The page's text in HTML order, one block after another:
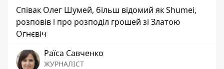
Співак Олег Шумей, більш відомий як Shumei,
розповів і про розподіл грошей зі Златою
Огнєвіч
Раїса Савченко
ЖУРНАЛІСТ